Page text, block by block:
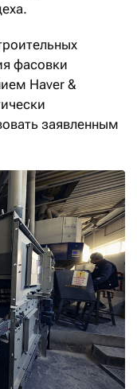
фасовки
Haver &
заявленным